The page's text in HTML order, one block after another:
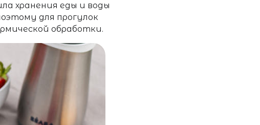
хранения еды и воды
для прогулок
обработки.